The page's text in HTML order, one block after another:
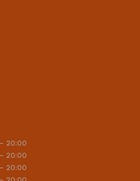
20:00
20:00
20:00